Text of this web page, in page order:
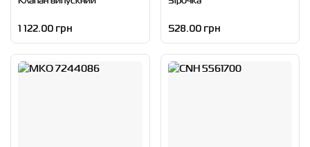
1 122.00 грн 528.00 грн